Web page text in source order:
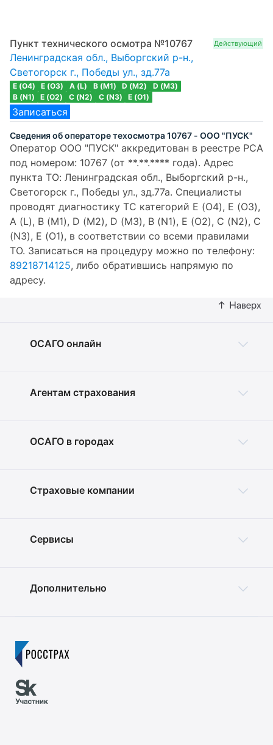
Пункт технического осмотра №10767
Ленинградская обл., Выборгский р-н.,
Светогорск г., Победы ул., зд.77а
E (O4) E (O3) A (L) B (M1) D (M2)
D (M3)
B (N1)
E (O2) C (N2) C (N3) E (O1)
Записаться
Действующий
Сведения об операторе техосмотра 10767 - ООО "ПУСК"
Оператор ООО "ПУСК" аккредитован в реестре РСА
под номером: 10767 (от **.**.**** года). Адрес
пункта ТО: Ленинградская обл., Выборгский р-н.,
Светогорск г., Победы ул., зд.77а. Специалисты
проводят диагностику ТС категорий E (O4), E (O3),
A (L), B (M1), D (M2), D (M3), B (N1), E (O2), C (N2), C
(N3), E (O1), в соответствии со всеми правилами
ТО. Записаться на процедуру можно по телефону:
89218714125, либо обратившись напрямую по
адресу.
ОСАГО онлайн
Агентам страхования
ОСАГО в городах
Страховые компании
Сервисы
Дополнительно